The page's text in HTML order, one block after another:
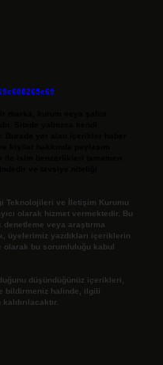
Teknolojileri ve İletişim Kurumu
olarak hizmet vermektedir. Bu
veya araştırma
üyelerimiz yazdıkları içeriklerin
olarak bu sorumluluğu kabul
düşündüğünüz içerikleri,
bildirmeniz halinde, ilgili